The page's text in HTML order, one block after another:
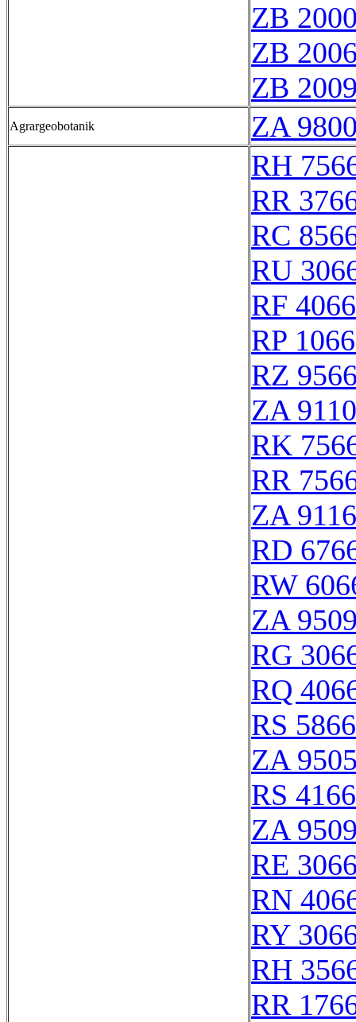
ZB
ZB
ZB
Agrargeobotanik
ZA
RH
RR
RC
RU
RF
RP
RZ
ZA
RK
RR
ZA
RD
RW
ZA
RG
RQ
RS
ZA
RS
ZA
RE
RN
RY
RH
RR